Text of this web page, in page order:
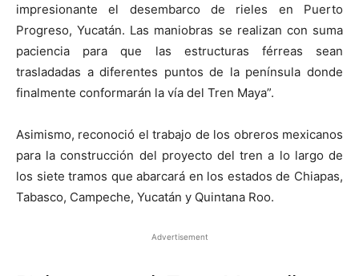
impresionante el desembarco de rieles en Puerto
Progreso, Yucatán. Las maniobras se realizan con suma
paciencia para que las estructuras férreas sean
trasladadas a diferentes puntos de la península donde
finalmente conformarán la vía del Tren Maya”.
Asimismo, reconoció el trabajo de los obreros mexicanos
para la construcción del proyecto del tren a lo largo de
los siete tramos que abarcará en los estados de Chiapas,
Tabasco, Campeche, Yucatán y Quintana Roo.
Advertisement